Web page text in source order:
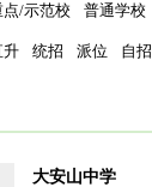
点/示范校 普通学校
升 统招 派位 自招
大安山中学